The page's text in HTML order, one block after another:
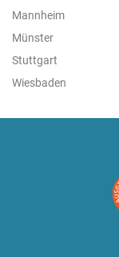
Mannheim
Münster
Stuttgart
Wiesbaden